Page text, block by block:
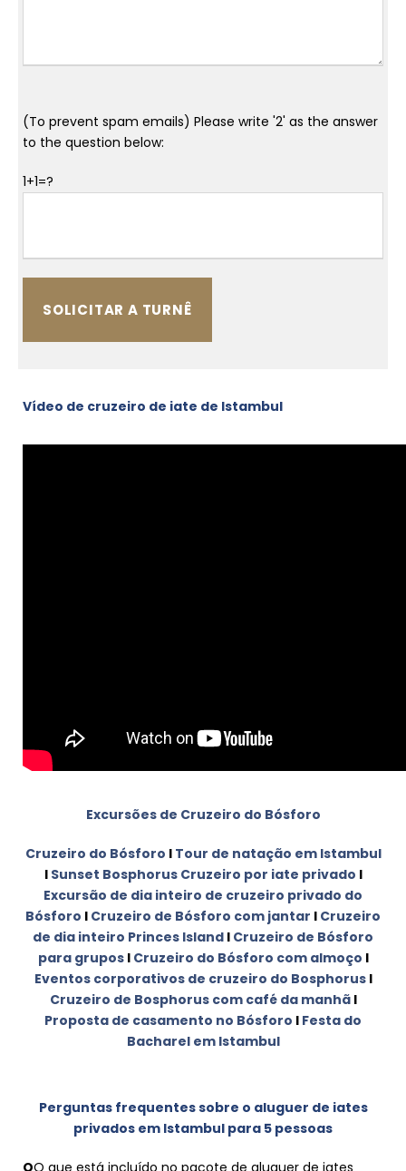
(To prevent spam emails) Please write '2' as the answer
to the question below:
1+1=?
Vídeo de cruzeiro de iate de Istambul
Excursões de Cruzeiro do Bósforo
Cruzeiro do Bósforo I Tour de natação em Istambul
I Sunset Bosphorus Cruzeiro por iate privado I
Excursão de dia inteiro de cruzeiro privado do
Bósforo I Cruzeiro de Bósforo com jantar I Cruzeiro
de dia inteiro Princes Island I Cruzeiro de Bósforo
para gruposI Cruzeiro do Bósforo com almoço I
Eventos corporativos de cruzeiro do BosphorusI
Cruzeiro de Bosphorus com café da manhãI
Proposta de casamento no Bósforo I Festa do
Bacharel em Istambul
Perguntas frequentes sobre o aluguer de iates
privados em Istambul para 5 pessoas